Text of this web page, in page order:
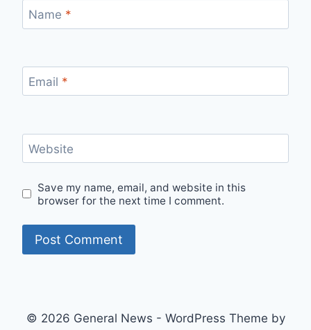
Name *
Email *
Website
Save my name, email, and website in this
browser for the next time I comment.
© 2026 General News - WordPress Theme by